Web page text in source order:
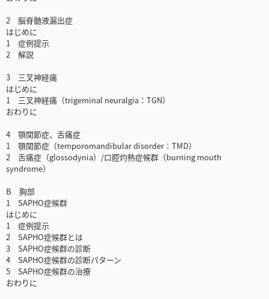
2 脳脊髄液漏出症
はじめに
1 症例提示
2 解説
3 三叉神経痛
はじめに
1 三叉神経痛（trigeminal neuralgia：TGN）
おわりに
4 顎関節症、舌痛症
1 顎関節症（temporomandibular disorder：TMD）
2 舌痛症（glossodynia）/口腔灼熱症候群（burning mouth
syndrome）
B 胸部
1 SAPHO症候群
はじめに
1 症例提示
2 SAPHO症候群とは
3 SAPHO症候群の診断
4 SAPHO症候群の診断パターン
5 SAPHO症候群の治療
おわりに